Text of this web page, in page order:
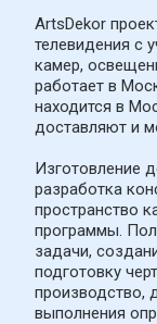
ArtsDekor
телевидения с
камер,
работает в
находится в
доставляют и
Изготовление
разработка
пространство
программы.
задачи,
подготовку
производство,
выполнения